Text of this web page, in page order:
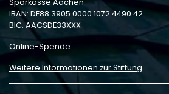
Sparkasse Aachen
IBAN: DE88 3905 0000 1072 4490 42
BIC: AACSDE33XXX
Online-Spende
Weitere Informationen zur Stiftung